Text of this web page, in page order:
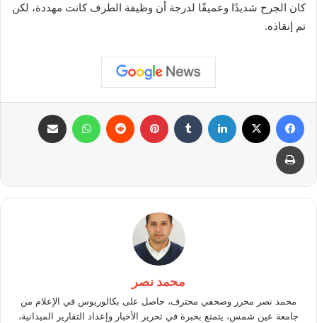
كان الجرح شديدًا وعميقًا لدرجة أن وظيفة الطرف كانت مهددة، لكن
تم إنقاذه.
فيسبوك لينكدإن بينتيريست واتساب
طباعة
محمد نصر
محمد نصر محرر وصحفي محترف، حاصل على بكالوريوس في الإعلام من
جامعة عين شمس، يتمتع بخبرة في تحرير الأخبار وإعداد التقارير الميدانية،